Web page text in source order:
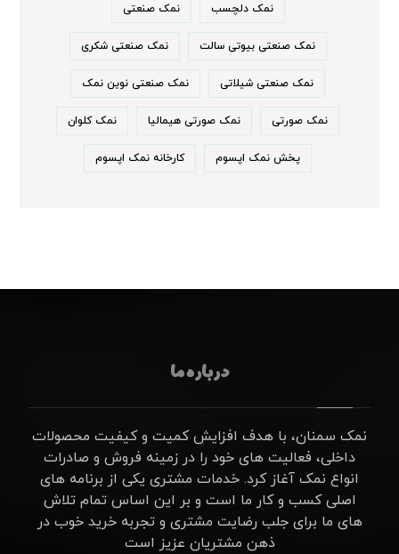
نمک دلچسب نمک صنعتی
نمک صنعتی بیوتی سالت نمک صنعتی شکری
نمک صنعتی شیلاتی نمک صنعتی نوین نمک
نمک صورتی نمک صورتی هیمالیا نمک کلوان
پخش نمک اپسوم کارخانه نمک اپسوم
درباره ما
نمک سمنان، با هدف افزایش کمیت و کیفیت محصولات
داخلی، فعالیت های خود را در زمینه فروش و صادرات
انواع نمک آغاز کرد. خدمات مشتری یکی از برنامه های
اصلی کسب و کار ما است و بر این اساس تمام تلاش
های ما برای جلب رضایت مشتری و تجربه خرید خوب در
ذهن مشتریان عزیز است